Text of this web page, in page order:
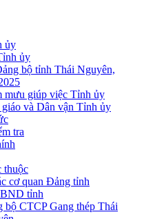
ủy
ủy
bộ tỉnh Thái Nguyên,
mưu giúp việc Tỉnh ủy
và Dân vận Tỉnh ủy
tra
thuộc
cơ quan Đảng tỉnh
tỉnh
bộ CTCP Gang thép Thái